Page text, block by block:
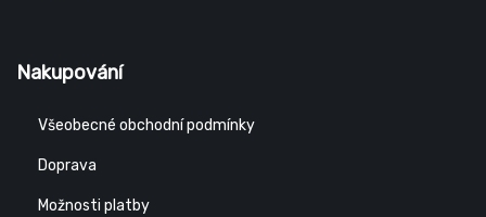
Nakupování
Všeobecné obchodní podmínky
Doprava
Možnosti platby